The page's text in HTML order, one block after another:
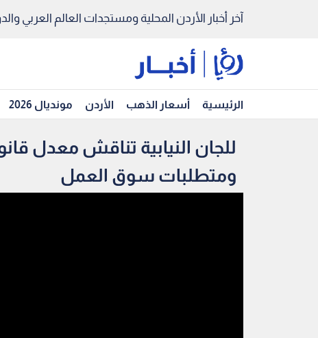
آخر أخبار الأردن المحلية ومستجدات العالم العربي
الرئيسية أسعار الذهب الأردن مونديال 2026
للجان النيابية تناقش معدل
ومتطلبات سوق العمل